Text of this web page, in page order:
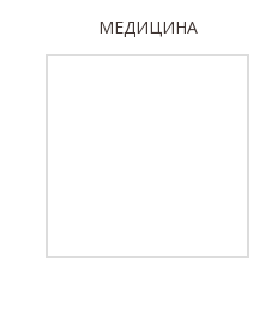
МЕДИЦИНА